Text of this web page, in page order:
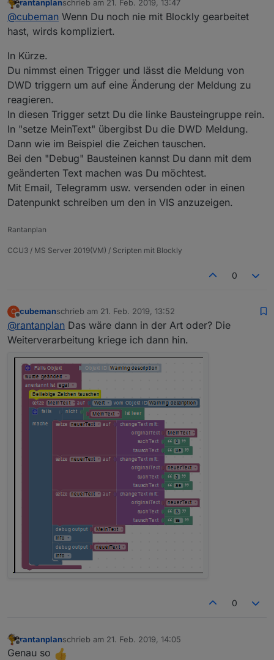
Offline
rantanplanschrieb am 21. Feb. 2019, 13:47
zuletzt editiert von
@cubeman Wenn Du noch nie mit Blockly gearbeitet
hast, wirds kompliziert.
In Kürze.
Du nimmst einen Trigger und lässt die Meldung von
DWD triggern um auf eine Änderung der Meldung zu
reagieren.
In diesen Trigger setzt Du die linke Bausteingruppe rein.
In "setze MeinText" übergibst Du die DWD Meldung.
Dann wie im Beispiel die Zeichen tauschen.
Bei den "Debug" Bausteinen kannst Du dann mit dem
geänderten Text machen was Du möchtest.
Mit Email, Telegramm usw. versenden oder in einen
Datenpunkt schreiben um den in VIS anzuzeigen.
Rantanplan
CCU3 / MS Server 2019(VM) / Scripten mit Blockly
0
C
Offline
cubemanschrieb am 21. Feb. 2019, 13:52
zuletzt editiert von
@rantanplan Das wäre dann in der Art oder? Die
Weiterverarbeitung kriege ich dann hin.
0
rantanplanschrieb am 21. Feb. 2019, 14:05
zuletzt editiert von
Genau so